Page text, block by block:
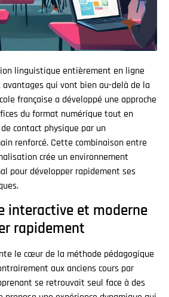
linguistique entièrement en ligne
qui vont bien au-delà de la
française a développé une approche
du format numérique tout en
contact physique par un
renforcé. Cette combinaison entre
crée un environnement
pour développer rapidement ses
interactive et moderne
rapidement
le cœur de la méthode pédagogique
aux anciens cours par
se retrouvait seul face à des